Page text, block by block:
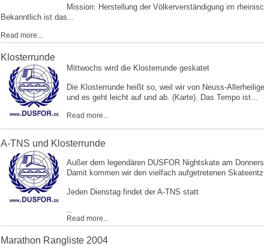
Mission: Herstellung der Völkerverständigung im
Bekanntlich ist das...
Read more...
Klosterrunde
Mittwochs wird die Klosterrunde geskatet
Die Klosterrunde heißt so, weil wir von Neuss-
und es geht leicht auf und ab. (Karte). Das Tempo ist...
Read more...
A-TNS und Klosterrunde
­Außer dem legendären DUSFOR Nightskate am
Damit kommen wir den vielfach aufgetretenen
Jeden Dienstag findet der A-TNS statt
...
Read more...
Marathon Rangliste 2004